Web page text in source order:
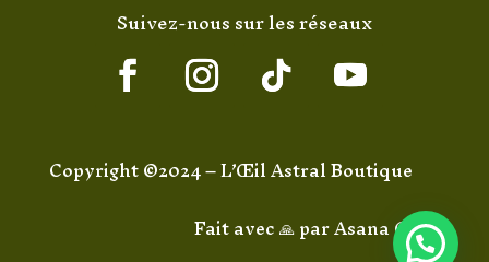
Suivez-nous sur les réseaux
Copyright ©2024 – L’Œil Astral Boutique
Fait avec 🙏 parAsana Code